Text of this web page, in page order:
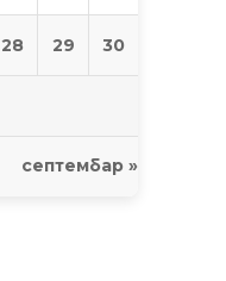
28 29 30
септембар »